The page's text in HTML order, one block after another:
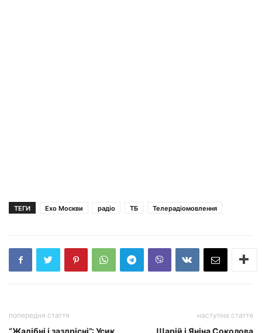
ТЕГИ Ехо Москви радіо ТБ Телерадіомовлення
попередня стаття
“Жадібні і заздрісні”: Усик
наступна стаття
Шарій і Яніна Соколова